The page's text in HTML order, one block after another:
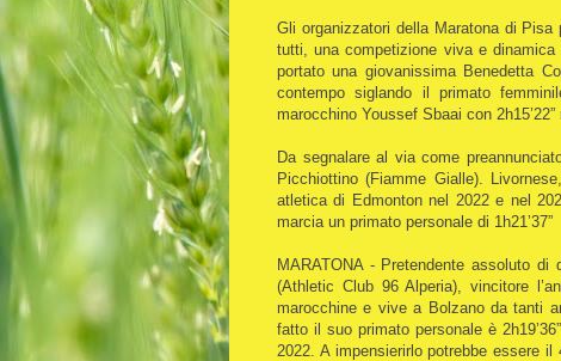
Gli organizzatori della Maratona di
tutti, una competizione viva e
portato una giovanissima Benedetta
contempo siglando il primato
marocchino Youssef Sbaai con 2h15’22”
Da segnalare al via come
Picchiottino (Fiamme Gialle).
atletica di Edmonton nel 2022 e nel
marcia un primato personale di 1h21’37”
MARATONA - Pretendente assoluto
(Athletic Club 96 Alperia), vincitore
marocchine e vive a Bolzano da tanti
fatto il suo primato personale è
2022. A impensierirlo potrebbe essere